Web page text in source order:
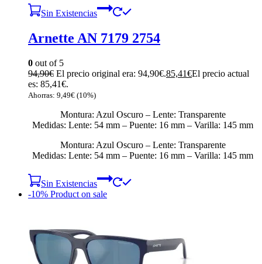
Sin Existencias
Arnette AN 7179 2754
0 out of 5
94,90€ El precio original era: 94,90€.85,41€El precio actual
es: 85,41€.
Ahorras: 9,49€ (10%)
Montura: Azul Oscuro – Lente: Transparente
Medidas: Lente: 54 mm – Puente: 16 mm – Varilla: 145 mm
Montura: Azul Oscuro – Lente: Transparente
Medidas: Lente: 54 mm – Puente: 16 mm – Varilla: 145 mm
Sin Existencias
-10% Product on sale